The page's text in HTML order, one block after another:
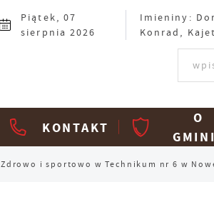
Piątek, 07
sierpnia 2026
Imieniny:
Konrad,
KONTAKT
O
Zdrowo i sportowo w Technikum nr 6 w